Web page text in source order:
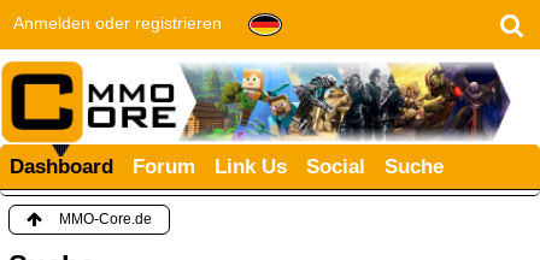
Anmelden oder registrieren
Dashboard Forum Link Us Social Suche
MMO-Core.de